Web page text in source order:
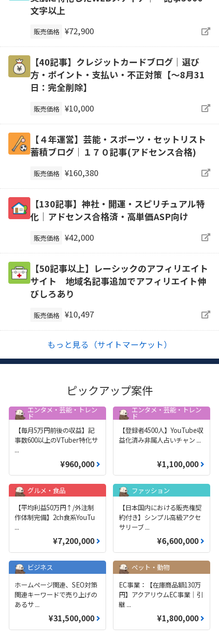
文字以上
販売価格 ¥72,900
【40記事】クレジットカードブログ｜選び
方・ポイント・支払い・不正対策【～8月31
日：完全削除】
販売価格 ¥10,000
【４年運営】芸能・スポーツ・セットリスト
蓄積ブログ｜１７０記事(アドセンス合格)
販売価格 ¥160,380
【130記事】神社・開運・スピリチュアル特
化｜アドセンス合格済・高単価ASP向け
販売価格 ¥42,000
【50記事以上】レーシックのアフィリエイト
サイト 地域名記事追加でアフィリエイト伸
びしろあり
販売価格 ¥10,497
もっと見る（サイトマーケット）
ピックアップ案件
エンタメ・芸能・トレン
ド
【毎月5万円前後の収益】記
事数600以上のVTuber特化サ
...
¥960,000
エンタメ・芸能・トレン
ド
【登録者4500人】YouTube収
益化済み非属人占いチャン ...
¥1,100,000
グルメ・食品
【平均利益50万円↑/外注制
作体制完備】2ch食系YouTu
...
¥7,200,000
ファッション
【日本国内における販売権契
約付き】シンプル高級アクセ
サリーブ ...
¥6,600,000
ビジネス
ホームページ関連、SEO対策
関連キーワードで売り上げの
あるサ ...
¥31,500,000
ペット・動物
EC事業：【在庫商品額130万
円】アクアリウムEC事業｜引
継 ...
¥1,800,000